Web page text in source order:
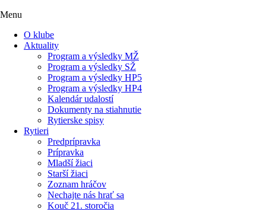
Menu
O klube
Aktuality
Program a výsledky MŽ
Program a výsledky SŽ
Program a výsledky HP5
Program a výsledky HP4
Kalendár udalostí
Dokumenty na stiahnutie
Rytierske spisy
Rytieri
Predprípravka
Prípravka
Mladší žiaci
Starší žiaci
Zoznam hráčov
Nechajte nás hrať sa
Kouč 21. storočia